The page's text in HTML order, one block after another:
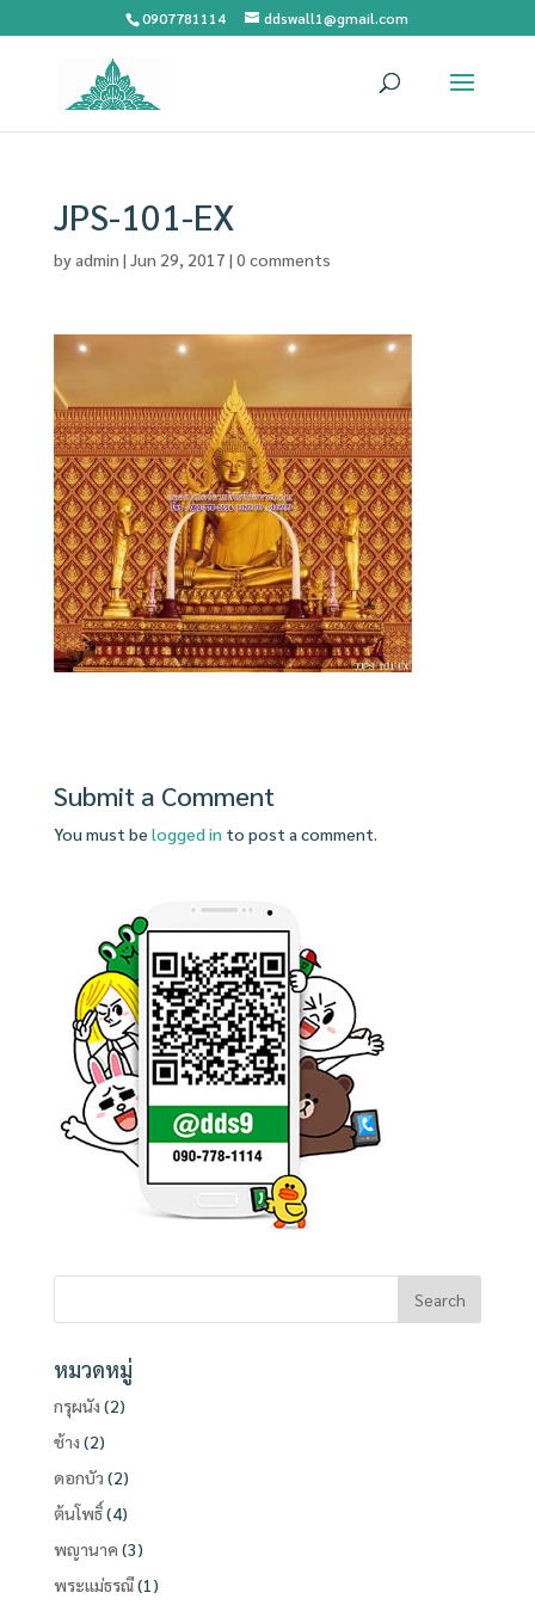
0907781114 ddswall1@gmail.com
JPS-101-EX
byadmin | Jun 29, 2017 | 0 comments
Submit a Comment
You must be logged in to post a comment.
หมวดหมู่
กรุผนัง (2)
ช้าง (2)
ดอกบัว (2)
ต้นโพธิ์(4)
พญานาค (3)
พระแม่ธรณี(1)